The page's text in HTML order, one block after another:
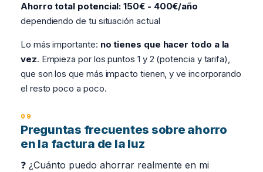
Ahorro total potencial: 150€ - 400€/año
dependiendo de tu situación actual
Lo más importante: no tienes que hacer todo a la
vez. Empieza por los puntos 1 y 2 (potencia y tarifa),
que son los que más impacto tienen, y ve incorporando
el resto poco a poco.
Preguntas frecuentes sobre ahorro
en la factura de la luz
❓ ¿Cuánto puedo ahorrar realmente en mi